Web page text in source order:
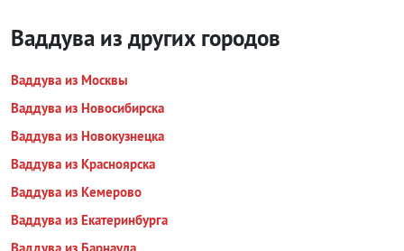
Ваддува из других городов
Ваддува из Москвы
Ваддува из Новосибирска
Ваддува из Новокузнецка
Ваддува из Красноярска
Ваддува из Кемерово
Ваддува из Екатеринбурга